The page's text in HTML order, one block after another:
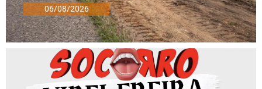
06/08/2026